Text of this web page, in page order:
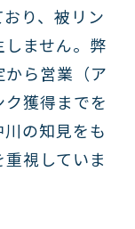
り、被リン
ません。弊
ら営業（ア
獲得までを
の知見をも
重視していま